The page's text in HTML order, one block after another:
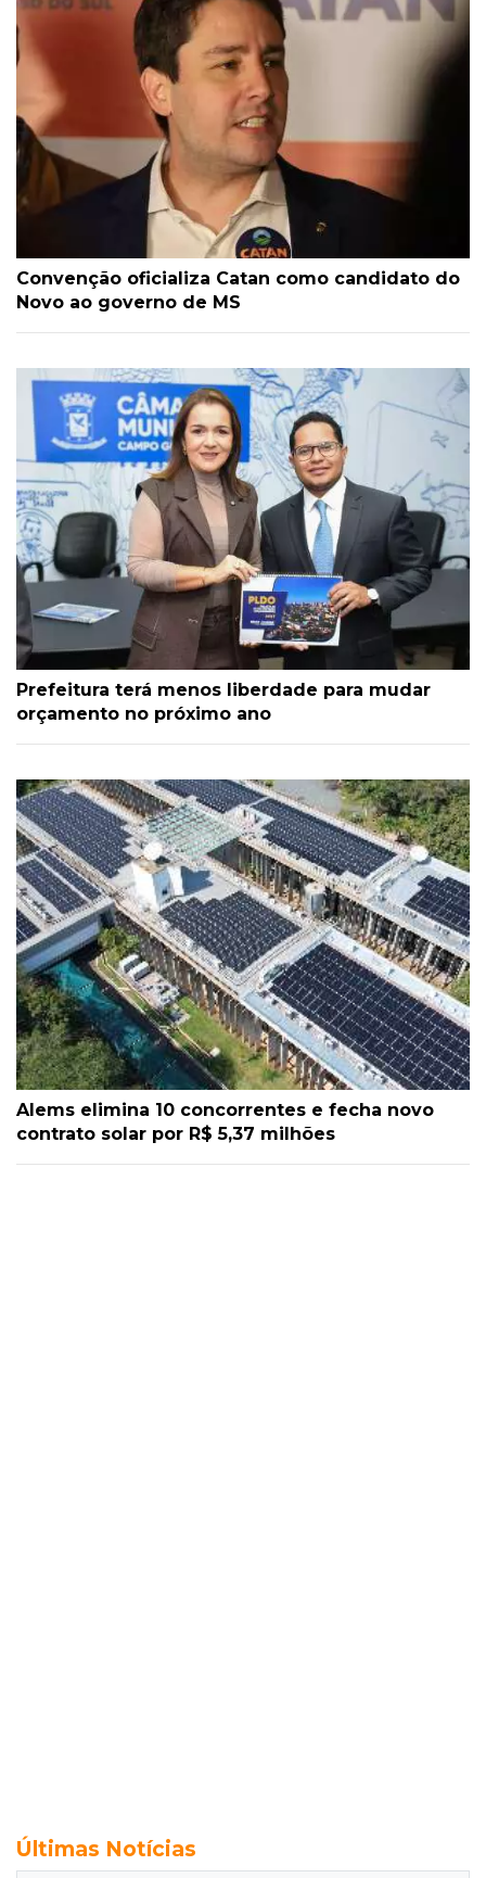
Convenção oficializa Catan como candidato do
Novo ao governo de MS
Prefeitura terá menos liberdade para mudar
orçamento no próximo ano
Alems elimina 10 concorrentes e fecha novo
contrato solar por R$ 5,37 milhões
Últimas Notícias